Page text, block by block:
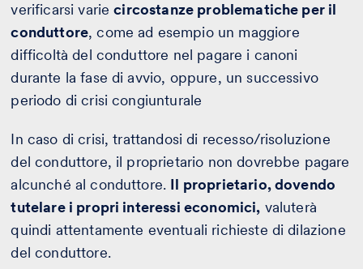
verificarsi variecircostanze problematiche per il
conduttore, come ad esempio un maggiore
difficoltà del conduttore nel pagare i canoni
durante la fase di avvio, oppure, un successivo
periodo di crisi congiunturale
In caso di crisi, trattandosi di recesso/risoluzione
del conduttore, il proprietario non dovrebbe pagare
alcunché al conduttore. Il proprietario, dovendo
tutelare i propri interessi economici, valuterà
quindi attentamente eventuali richieste di dilazione
del conduttore.